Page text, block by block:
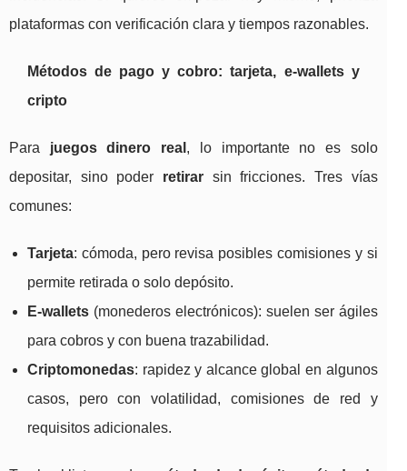
plataformas con verificación clara y tiempos razonables.
Métodos de pago y cobro: tarjeta, e-wallets y
cripto
Para juegos dinero real , lo importante no es solo
depositar, sino poder retirarsin fricciones. Tres vías
comunes:
Tarjeta: cómoda, pero revisa posibles comisiones y si
permite retirada o solo depósito.
E-wallets (monederos electrónicos): suelen ser ágiles
para cobros y con buena trazabilidad.
Criptomonedas: rapidez y alcance global en algunos
casos, pero con volatilidad, comisiones de red y
requisitos adicionales.